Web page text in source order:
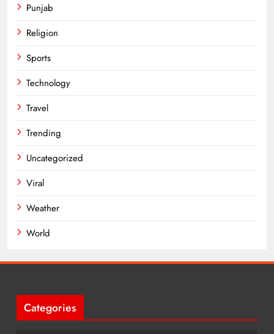
Punjab
Religion
Sports
Technology
Travel
Trending
Uncategorized
Viral
Weather
World
Categories